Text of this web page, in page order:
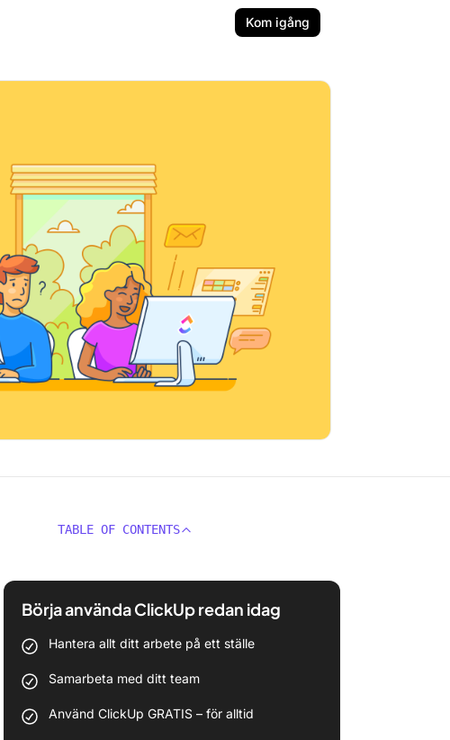
Kom igång
TABLE OF CONTENTS
Börja använda ClickUp redan idag
Hantera allt ditt arbete på ett ställe
Samarbeta med ditt team
Använd ClickUp GRATIS – för alltid